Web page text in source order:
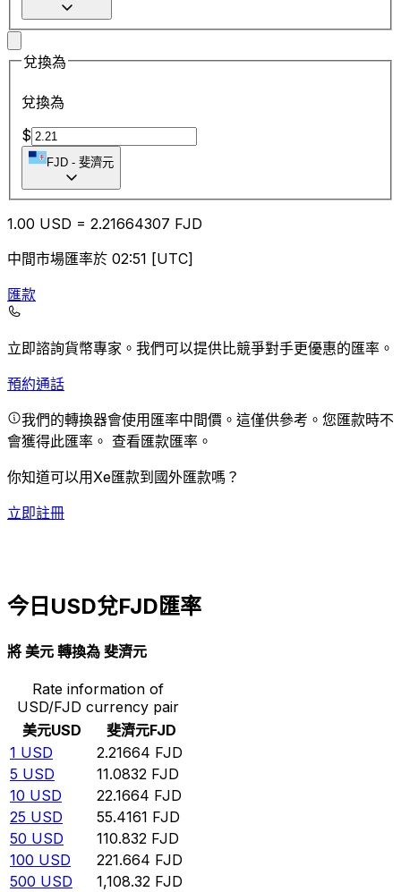
兌換為
兌換為
$
FJD - 斐濟元
1.00 USD = 2.21664307 FJD
中間市場匯率於 02:51 [UTC]
匯款
立即諮詢貨幣專家。 我們可以提供比競爭對手更優惠的匯率。
預約通話
我們的轉換器會使用匯率中間價。這僅供參考。您匯款時不
會獲得此匯率。 查看匯款匯率。
你知道可以用Xe匯款到國外匯款嗎？
立即註冊
今日USD兌FJD匯率
將 美元 轉換為 斐濟元
Rate information of
USD/FJD currency pair
美元USD 斐濟元FJD
1 USD 2.21664 FJD
5 USD 11.0832 FJD
10 USD 22.1664 FJD
25 USD 55.4161 FJD
50 USD 110.832 FJD
100 USD 221.664 FJD
500 USD 1,108.32 FJD